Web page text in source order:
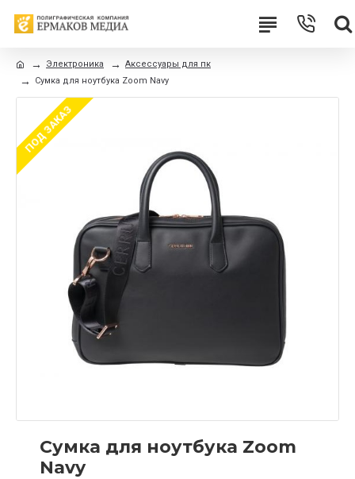
Электроника
Аксессуары для пк
Сумка для ноутбука Zoom Navy
ПОД ЗАКАЗ
Сумка для ноутбука Zoom
Navy